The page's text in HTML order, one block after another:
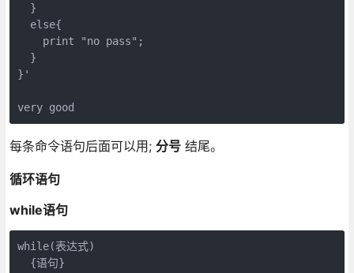
  }
  else{
    print "no pass";
  }
}'
very good
每条命令语句后面可以用; 分号结尾。
循环语句
while语句
while(表达式)
  {语句}